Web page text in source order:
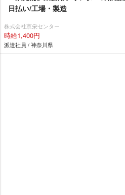
日払い/工場・製造
株式会社京栄センター
時給1,400円
派遣社員 / 神奈川県